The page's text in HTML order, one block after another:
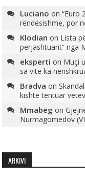
Luciano on“Euro
rëndësishme, por
Klodian on Lista
përjashtuarit” nga
eksperti on Muçi
sa vite ka
Bradva on
kishte tentuar
Mmabeg on
Nurmagomedov
ARKIVI